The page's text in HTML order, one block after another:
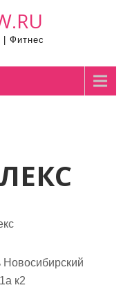
| Фитнес
Новосибирский
к2